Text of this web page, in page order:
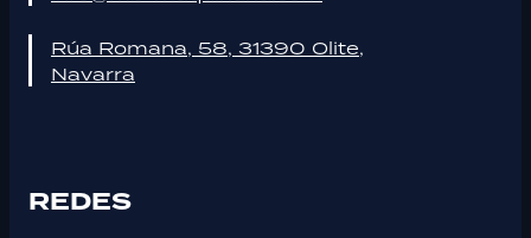
Rúa Romana, 58, 31390 Olite,
Navarra
REDES